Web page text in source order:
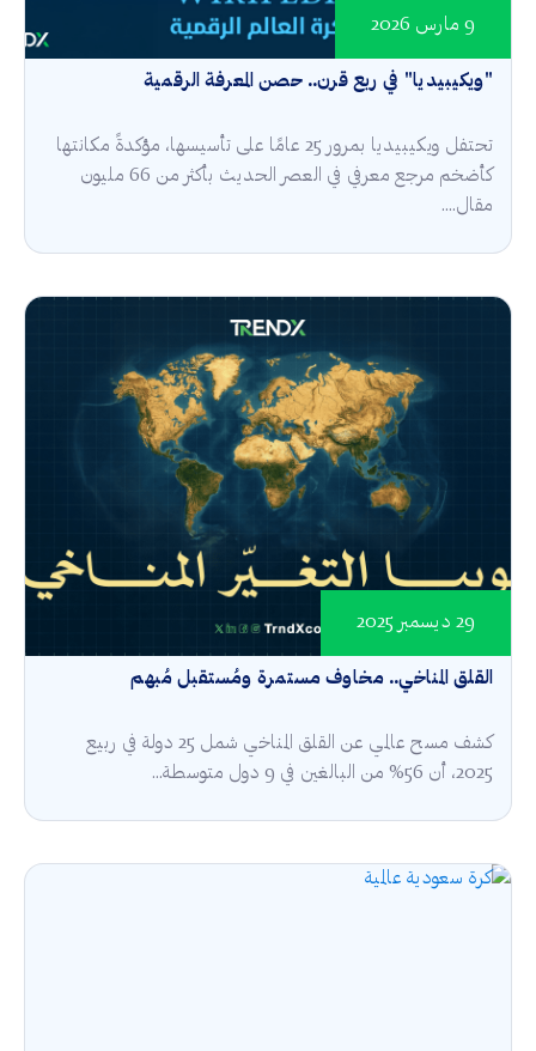
"ويكيبيديا" في ربع قرن.. حصن المعرفة الرقمية
9 مارس 2026
تحتفل ويكيبيديا بمرور 25 عامًا على تأسيسها، مؤكدةً مكانتها
كأضخم مرجع معرفي في العصر الحديث بأكثر من 66 مليون
مقال....
القلق المناخي.. مخاوف مستمرة ومُستقبل مُبهم
29 ديسمبر 2025
كشف مسح عالمي عن القلق المناخي شمل 25 دولة في ربيع
2025، أن 56% من البالغين في 9 دول متوسطة...